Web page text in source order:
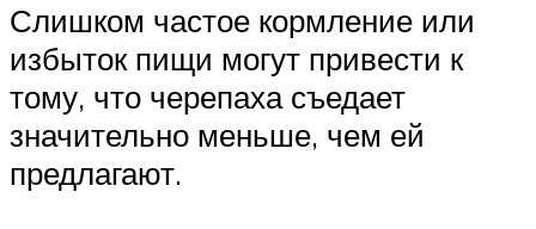
Слишком частое кормление или
избыток пищи могут привести к
тому, что черепаха съедает
значительно меньше, чем ей
предлагают.